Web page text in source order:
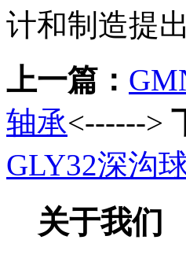
计和制造提
上一篇：
轴承<------>
GLY32深沟
关于我们